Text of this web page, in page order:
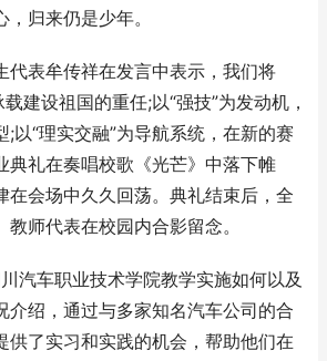
归来仍是少年。
代表牟传祥在发言中表示，我们将
建设祖国的重任;以“强技”为发动机，
;以“理实交融”为导航系统，在新的赛
典礼在奏唱校歌《光芒》中落下帷
在会场中久久回荡。典礼结束后，全
师代表在校园内合影留念。
汽车职业技术学院教学实施如何以及
介绍，通过与多家知名汽车公司的合
供了实习和实践的机会，帮助他们在